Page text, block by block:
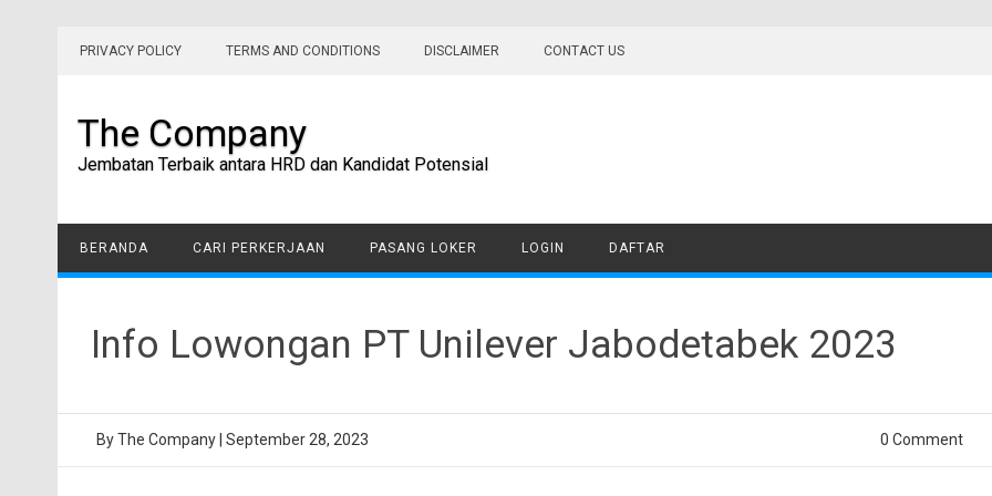
PRIVACY POLICY TERMS AND CONDITIONS DISCLAIMER CONTACT US
The Company
Jembatan Terbaik antara HRD dan Kandidat Potensial
BERANDA CARI PERKERJAAN PASANG LOKER LOGIN DAFTAR
Info Lowongan PT Unilever Jabodetabek 2023
ByThe Company September 28, 2023 0 Comment